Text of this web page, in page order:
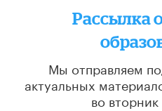
Рассылка
Мы отправляем
актуальных
во